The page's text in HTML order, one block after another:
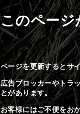
このページ
ページを更新するとサ
広告ブロッカーやトラ
とがあります。
お客様にはご不便をお